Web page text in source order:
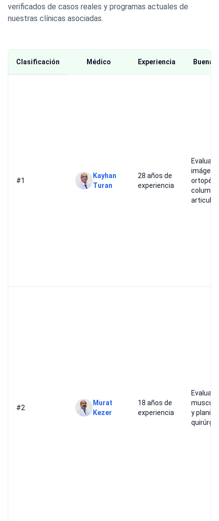
verificados de casos reales y programas actuales de
nuestras clínicas asociadas.
Clasificación Médico Experiencia Buena
#1
Kayhan
Turan
28 años de
experiencia
#2
Murat
Kezer
18 años de
experiencia
y